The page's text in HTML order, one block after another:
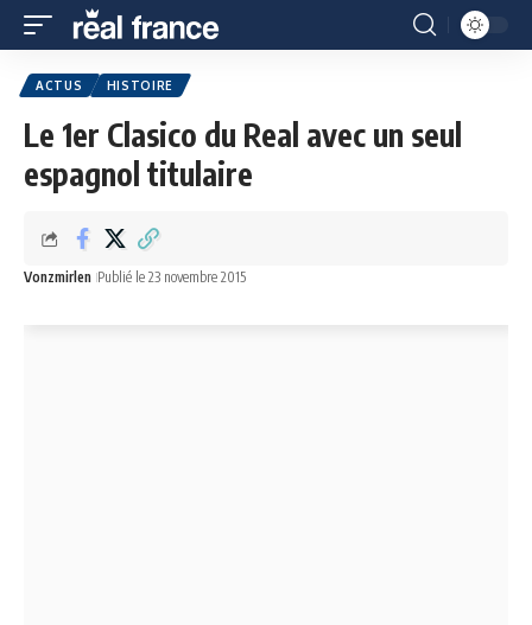
ACTUS HISTOIRE
Le 1er Clasico du Real avec un seul
espagnol titulaire
Vonzmirlen Publié le 23 novembre 2015